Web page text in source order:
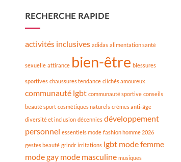
RECHERCHE RAPIDE
activités inclusives adidas alimentation santé
sexuelle attirance bien-être blessures
sportives chaussures tendance clichés amoureux
communauté lgbt communauté sportive conseils
beauté sport cosmétiques naturels crèmes anti-âge
diversité et inclusion décennies développement
personnel essentiels mode fashion homme 2026
gestes beauté grindr irritations lgbt mode femme
mode gay mode masculine musiques